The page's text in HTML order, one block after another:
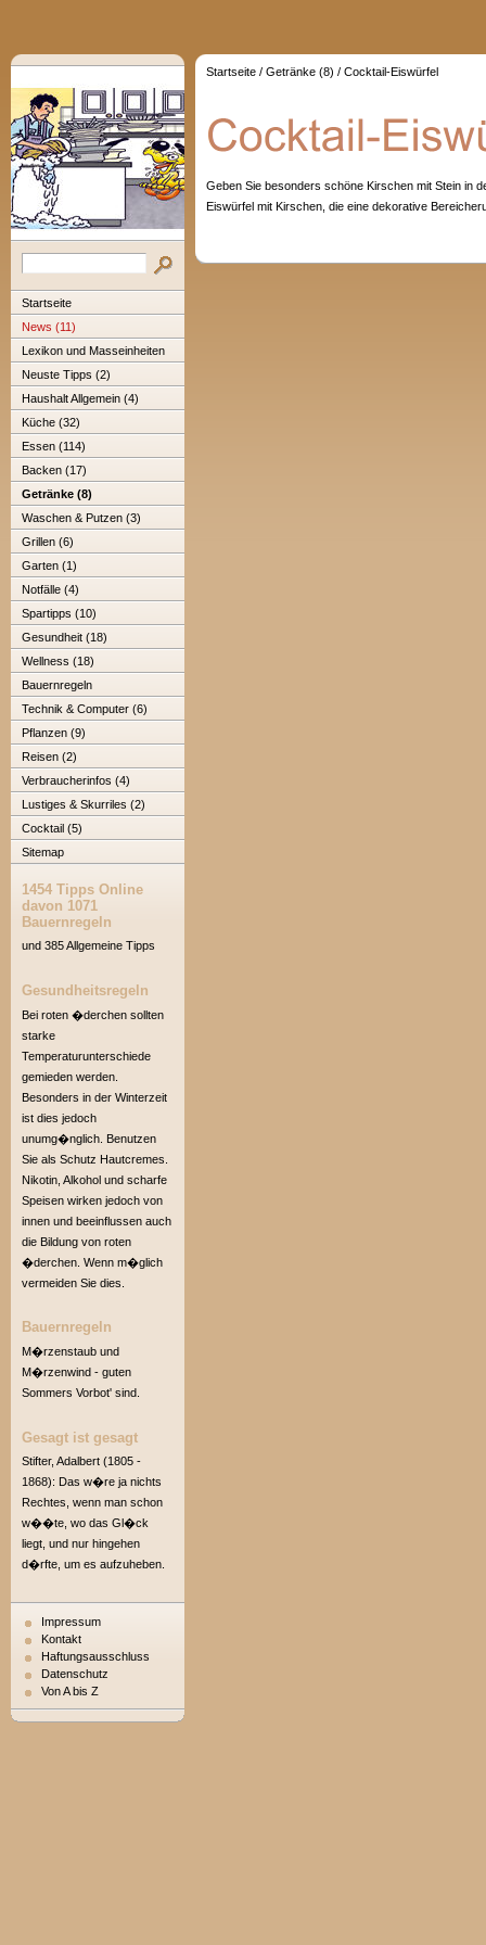
Startseite
News (11)
Lexikon und Masseinheiten
Neuste Tipps (2)
Haushalt Allgemein (4)
Küche (32)
Essen (114)
Backen (17)
Getränke (8)
Waschen & Putzen (3)
Grillen (6)
Garten (1)
Notfälle (4)
Spartipps (10)
Gesundheit (18)
Wellness (18)
Bauernregeln
Technik & Computer (6)
Pflanzen (9)
Reisen (2)
Verbraucherinfos (4)
Lustiges & Skurriles (2)
Cocktail (5)
Sitemap
1454 Tipps Online
davon 1071
Bauernregeln
und 385 Allgemeine Tipps
Gesundheitsregeln
Bei roten �derchen sollten
starke
Temperaturunterschiede
gemieden werden.
Besonders in der Winterzeit
ist dies jedoch
unumg�nglich. Benutzen
Sie als Schutz Hautcremes.
Nikotin, Alkohol und scharfe
Speisen wirken jedoch von
innen und beeinflussen auch
die Bildung von roten
�derchen. Wenn m�glich
vermeiden Sie dies.
Bauernregeln
M�rzenstaub und
M�rzenwind - guten
Sommers Vorbot' sind.
Gesagt ist gesagt
Stifter, Adalbert (1805 -
1868): Das w�re ja nichts
Rechtes, wenn man schon
w��te, wo das Gl�ck
liegt, und nur hingehen
d�rfte, um es aufzuheben.
Impressum
Kontakt
Haftungsausschluss
Datenschutz
Von A bis Z
Startseite / Getränke (8) / Cocktail-Eiswürfel
Geben Sie besonders schöne Kirschen mit Stein in
Eiswürfel mit Kirschen, die eine dekorative